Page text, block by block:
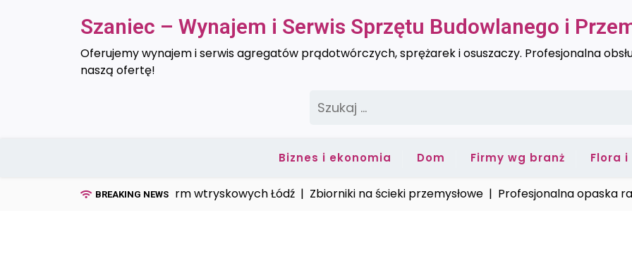
Szaniec – Wynajem i Serwis Sprzętu Budowlanego i
Oferujemy wynajem i serwis agregatów prądotwórczych, sprężarek i osuszaczy. Profesjonalna
naszą ofertę!
Biznes i ekonomia Dom Firmy wg branż Flora
BREAKING NEWS
Serwis form wtryskowych Łódź |Zbiorniki na ścieki przemysłowe |Profesjonalna opaska